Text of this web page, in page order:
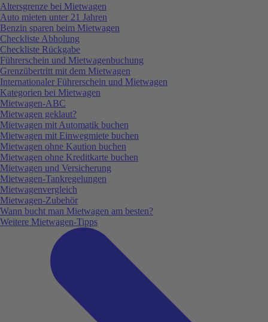
Altersgrenze bei Mietwagen
Auto mieten unter 21 Jahren
Benzin sparen beim Mietwagen
Checkliste Abholung
Checkliste Rückgabe
Führerschein und Mietwagenbuchung
Grenzübertritt mit dem Mietwagen
Internationaler Führerschein und Mietwagen
Kategorien bei Mietwagen
Mietwagen-ABC
Mietwagen geklaut?
Mietwagen mit Automatik buchen
Mietwagen mit Einwegmiete buchen
Mietwagen ohne Kaution buchen
Mietwagen ohne Kreditkarte buchen
Mietwagen und Versicherung
Mietwagen-Tankregelungen
Mietwagenvergleich
Mietwagen-Zubehör
Wann bucht man Mietwagen am besten?
Weitere Mietwagen-Tipps